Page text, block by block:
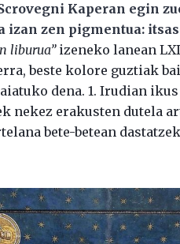
Kaperan egin
izan zen pigmentua:
liburua” izeneko lanean
beste kolore guztiak
dena. 1. Irudian
nekez erakusten dutela
bete-betean